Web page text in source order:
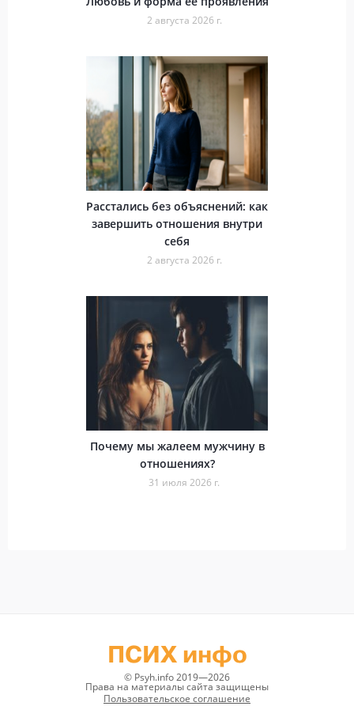
2 августа 2026 г.
Расстались без объяснений: как
завершить отношения внутри
себя
2 августа 2026 г.
Почему мы жалеем мужчину в
отношениях?
31 июля 2026 г.
ПСИХ инфо
© Psyh.info 2019—2026
Права на материалы сайта защищены
Пользовательское соглашение